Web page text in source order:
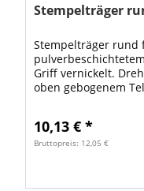
Stempelträger
Stempelträger rund
Griff vernickelt.
oben gebogenem
10,13 € *
Bruttopreis: 12,05 €